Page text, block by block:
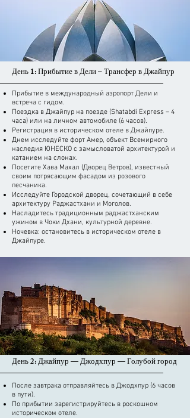
День 1: Прибытие в Дели – Трансфер в Джайпур
Прибытие в международный аэропорт Дели и
встреча с гидом.
Поездка в Джайпур на поезде (Shatabdi Express – 4
часа) или на личном автомобиле (6 часов).
Регистрация в историческом отеле в Джайпуре.
Днем исследуйте форт Амер, объект Всемирного
наследия ЮНЕСКО с замысловатой архитектурой и
катанием на слонах.
Посетите Хава Махал (Дворец Ветров), известный
своим потрясающим фасадом из розового
песчаника.
Исследуйте Городской дворец, сочетающий в себе
архитектуру Раджастхани и Моголов.
Насладитесь традиционным раджастханским
ужином в Чоки Дхани, культурной деревне.
Ночевка: остановитесь в историческом отеле в
Джайпуре.
День 2: Джайпур — Джодхпур — Голубой город
После завтрака отправляйтесь в Джодхпур (6 часов
в пути).
По прибытии зарегистрируйтесь в роскошном
историческом отеле.